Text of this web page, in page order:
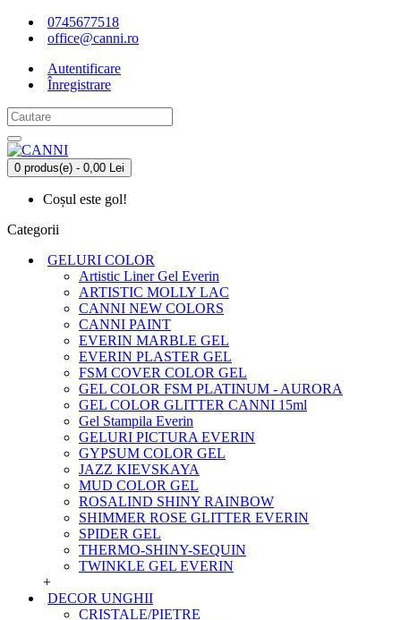
0745677518
office@canni.ro
Autentificare
Înregistrare
0 produs(e) - 0,00 Lei
Coșul este gol!
Categorii
GELURI COLOR
Artistic Liner Gel Everin
ARTISTIC MOLLY LAC
CANNI NEW COLORS
CANNI PAINT
EVERIN MARBLE GEL
EVERIN PLASTER GEL
FSM COVER COLOR GEL
GEL COLOR FSM PLATINUM - AURORA
GEL COLOR GLITTER CANNI 15ml
Gel Stampila Everin
GELURI PICTURA EVERIN
GYPSUM COLOR GEL
JAZZ KIEVSKAYA
MUD COLOR GEL
ROSALIND SHINY RAINBOW
SHIMMER ROSE GLITTER EVERIN
SPIDER GEL
THERMO-SHINY-SEQUIN
TWINKLE GEL EVERIN
+
DECOR UNGHII
CRISTALE/PIETRE